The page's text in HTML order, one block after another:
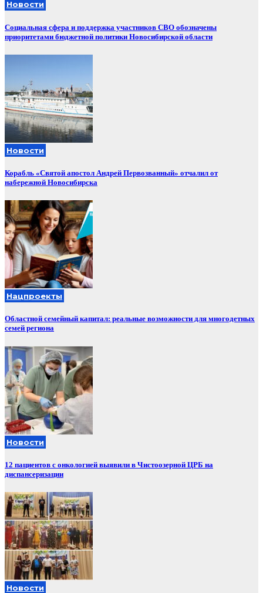
Новости
Социальная сфера и поддержка участников СВО обозначены
приоритетами бюджетной политики Новосибирской области
Новости
Корабль «Святой апостол Андрей Первозванный» отчалил от
набережной Новосибирска
Нацпроекты
Областной семейный капитал: реальные возможности для многодетных
семей региона
Новости
12 пациентов с онкологией выявили в Чистоозерной ЦРБ на
диспансеризации
Новости